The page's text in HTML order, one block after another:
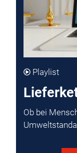
Playlist
Ob bei